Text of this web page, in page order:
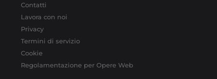
Contatti
Lavora con noi
Privacy
Termini di servizio
Cookie
Regolamentazione per Opere Web